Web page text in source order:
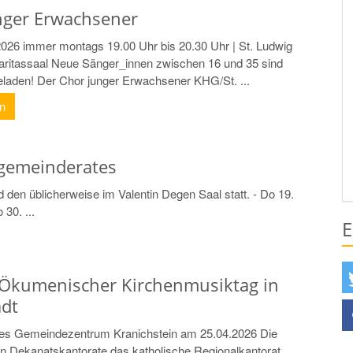
Erwachsener
immer montags 19.00 Uhr bis 20.30 Uhr | St. Ludwig
Neue Sänger_innen zwischen 16 und 35 sind
Der Chor junger Erwachsener KHG/St. ...
üblicherweise im Valentin Degen Saal statt. - Do 19.
30. ...
Kirchenmusiktag in
Gemeindezentrum Kranichstein am 25.04.2026 Die